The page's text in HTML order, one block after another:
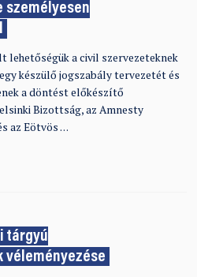
személyesen
lehetőségük a civil szervezeteknek
készülő jogszabály tervezetét és
a döntést előkészítő
Bizottság, az Amnesty
az Eötvös …
tárgyú
véleményezése